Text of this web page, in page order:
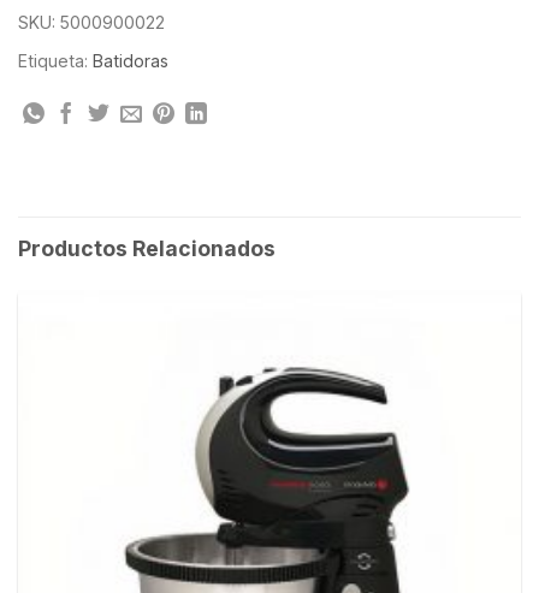
SKU: 5000900022
Etiqueta: Batidoras
Productos Relacionados